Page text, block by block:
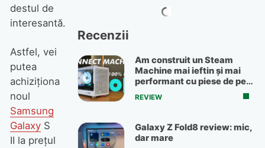
destul de
interesantă.
Astfel, vei
putea
achiziţiona
noul
Samsung
GalaxyS
II la preţul
Recenzii
Am construit un Steam
Machine mai ieftin și mai
performant cu piese de pe
OLX
REVIEW
Galaxy Z Fold8 review: mic,
dar mare